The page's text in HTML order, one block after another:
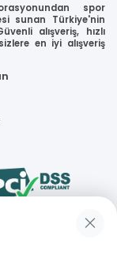
spor
sunan Türkiye'nin
alışveriş, hızlı
en iyi alışveriş